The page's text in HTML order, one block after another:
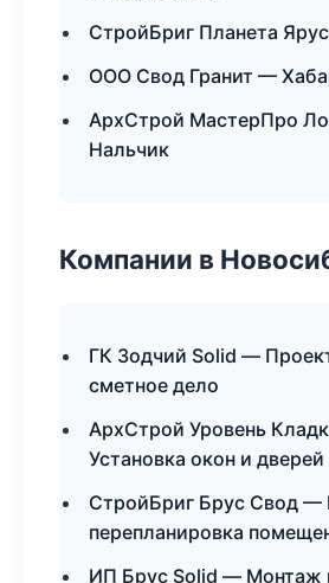
СтройБриг Планета
ООО Свод Гранит —
АрхСтрой МастерПро
Нальчик
Компании в
ГК Зодчий Solid —
сметное дело
АрхСтрой Уровень
Установка окон и дверей
СтройБриг Брус Свод —
перепланировка
ИП Брус Solid — Монтаж